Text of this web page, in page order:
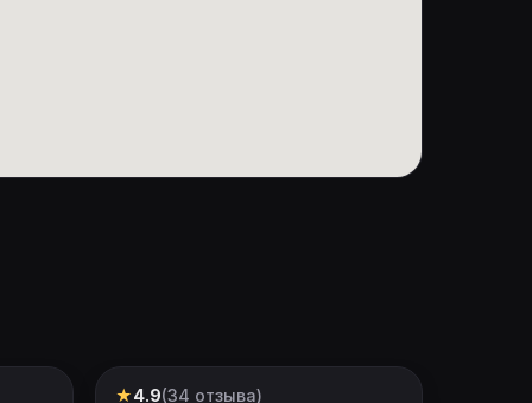
Квест
★4.9(34 отзыва)